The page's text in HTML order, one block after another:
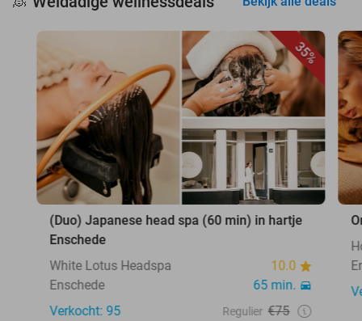
35%
(Duo) Japanese head spa (60 min) in hartje
Enschede
White Lotus Headspa
10.0
Enschede
65 min.
Verkocht: 95
Regulier €75